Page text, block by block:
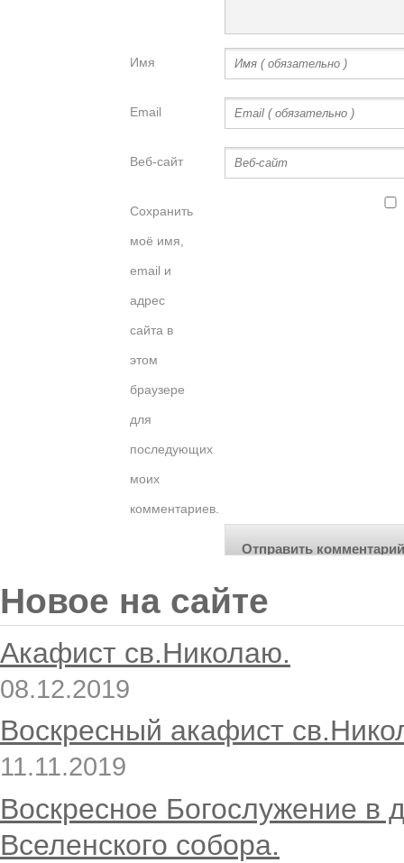
Имя
Email
Веб-сайт
Сохранить
моё имя,
email и
адрес
сайта в
этом
браузере
для
последующих
моих
комментариев.
Новое на сайте
Акафист св.Николаю.
08.12.2019
Воскресный акафист
11.11.2019
Воскресное Богослужение в
Вселенского собора.